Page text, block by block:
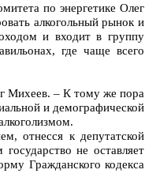
по энергетике Олег
алкогольный рынок и
и входит в группу
где чаще всего
Михеев. – К тому же пора
и демографической
отнесся к депутатской
не оставляет
Гражданского кодекса